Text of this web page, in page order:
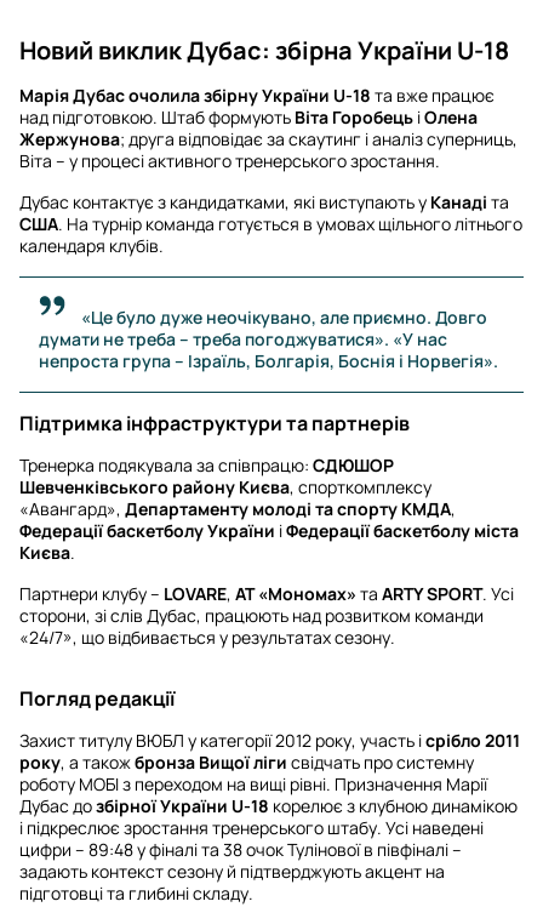
Новий виклик Дубас: збірна України U-18
Марія Дубас очолила збірну України U-18 та вже працює
над підготовкою. Штаб формують Віта Горобець іОлена
Жержунова; друга відповідає за скаутинг і аналіз суперниць,
Віта – у процесі активного тренерського зростання.
Дубас контактує з кандидатками, які виступають у Канаді та
США. На турнір команда готується в умовах щільного літнього
календаря клубів.
«Це було дуже неочікувано, але приємно. Довго
думати не треба – треба погоджуватися». «У нас
непроста група – Ізраїль, Болгарія, Боснія і Норвегія».
Підтримка інфраструктури та партнерів
Тренерка подякувала за співпрацю: СДЮШОР
Шевченківського району Києва, спорткомплексу
«Авангард», Департаменту молоді та спорту КМДА,
Федерації баскетболу України іФедерації баскетболу міста
Києва.
Партнери клубу – LOVARE, АТ «Мономах» та ARTY SPORT. Усі
сторони, зі слів Дубас, працюють над розвитком команди
«24/7», що відбивається у результатах сезону.
Погляд редакції
Захист титулу ВЮБЛ у категорії 2012 року, участь ісрібло 2011
року, а такожбронза Вищої ліги свідчать про системну
роботу МОБІ з переходом на вищі рівні. Призначення Марії
Дубас дозбірної України U-18 корелює з клубною динамікою
і підкреслює зростання тренерського штабу. Усі наведені
цифри – 89:48 у фіналі та 38 очок Тулінової в півфіналі –
задають контекст сезону й підтверджують акцент на
підготовці та глибині складу.